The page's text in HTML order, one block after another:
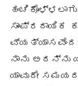
ಸಾಂಪ್ರದಾಯಿಕ
ನಾನು ಅದನ್ನು
ಯಾವುದೇ